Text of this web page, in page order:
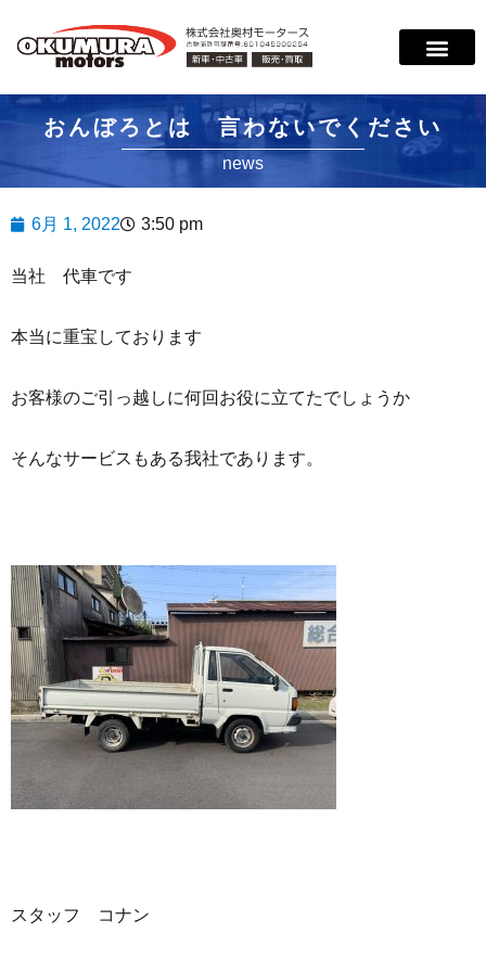
おんぼろとは 言わないでください
news
6月 1, 2022 3:50 pm
当社 代車です
本当に重宝しております
お客様のご引っ越しに何回お役に立てたでしょうか
そんなサービスもある我社であります。
スタッフ コナン